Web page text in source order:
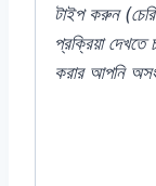
টাইপ করুন (চেরি
প্রক্রিয়া দেখতে
করার আপনি